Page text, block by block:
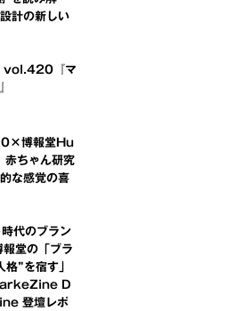
計の新しい
vol.420『マ
博報堂Hu
ちゃん研究
な感覚の喜
代のブラン
報堂の「ブラ
格”を宿す」
D
登壇レポ